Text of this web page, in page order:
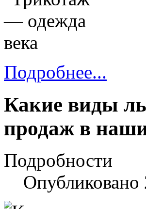
Подробнее...
Какие виды
продаж в
Подробности
Опубликовано